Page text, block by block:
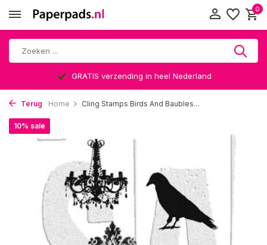
0
GRATIS verzending in heel Nederland
Terug Home Cling Stamps Birds And Baubles...
10% sale